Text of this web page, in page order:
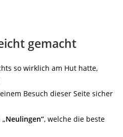
gemacht
so wirklich am Hut hatte,
Besuch dieser Seite sicher
Neulingen“, welche die beste